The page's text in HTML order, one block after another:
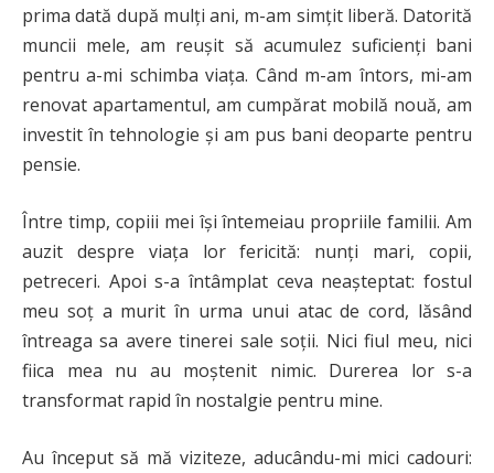
prima dată după mulți ani, m-am simțit liberă. Datorită
muncii mele, am reușit să acumulez suficienți bani
pentru a-mi schimba viața. Când m-am întors, mi-am
renovat apartamentul, am cumpărat mobilă nouă, am
investit în tehnologie și am pus bani deoparte pentru
pensie.
Între timp, copiii mei își întemeiau propriile familii. Am
auzit despre viața lor fericită: nunți mari, copii,
petreceri. Apoi s-a întâmplat ceva neașteptat: fostul
meu soț a murit în urma unui atac de cord, lăsând
întreaga sa avere tinerei sale soții. Nici fiul meu, nici
fiica mea nu au moștenit nimic. Durerea lor s-a
transformat rapid în nostalgie pentru mine.
Au început să mă viziteze, aducându-mi mici cadouri: